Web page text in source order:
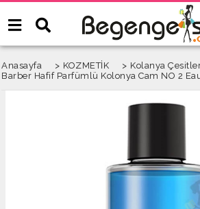
Anasayfa > KOZMETİK > Kolanya
Barber Hafif Parfümlü Kolonya Cam NO 2